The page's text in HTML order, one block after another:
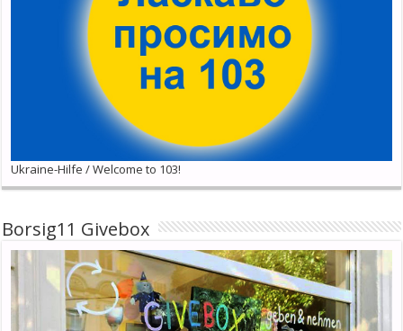
Ukraine-Hilfe / Welcome to 103!
Borsig11 Givebox